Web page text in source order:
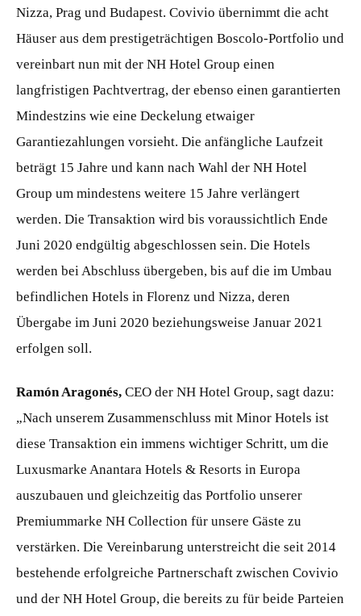
Nizza, Prag und Budapest. Covivio übernimmt die acht
Häuser aus dem prestigeträchtigen Boscolo-Portfolio und
vereinbart nun mit der NH Hotel Group einen
langfristigen Pachtvertrag, der ebenso einen garantierten
Mindestzins wie eine Deckelung etwaiger
Garantiezahlungen vorsieht. Die anfängliche Laufzeit
beträgt 15 Jahre und kann nach Wahl der NH Hotel
Group um mindestens weitere 15 Jahre verlängert
werden. Die Transaktion wird bis voraussichtlich Ende
Juni 2020 endgültig abgeschlossen sein. Die Hotels
werden bei Abschluss übergeben, bis auf die im Umbau
befindlichen Hotels in Florenz und Nizza, deren
Übergabe im Juni 2020 beziehungsweise Januar 2021
erfolgen soll.
Ramón Aragonés, CEO der NH Hotel Group, sagt dazu:
„Nach unserem Zusammenschluss mit Minor Hotels ist
diese Transaktion ein immens wichtiger Schritt, um die
Luxusmarke Anantara Hotels & Resorts in Europa
auszubauen und gleichzeitig das Portfolio unserer
Premiummarke NH Collection für unsere Gäste zu
verstärken. Die Vereinbarung unterstreicht die seit 2014
bestehende erfolgreiche Partnerschaft zwischen Covivio
und der NH Hotel Group, die bereits zu für beide Parteien